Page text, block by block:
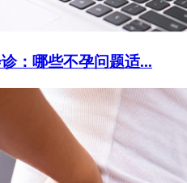
：哪些不孕问题适...